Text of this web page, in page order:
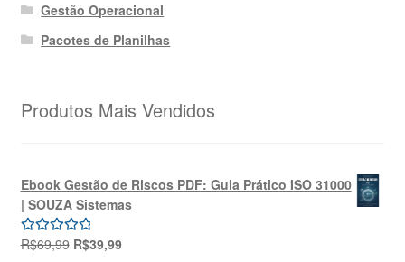
Gestão Operacional
Pacotes de Planilhas
Produtos Mais Vendidos
Ebook Gestão de Riscos PDF: Guia Prático ISO 31000
| SOUZA Sistemas
Avaliação
R$69,99 O
R$39,99O